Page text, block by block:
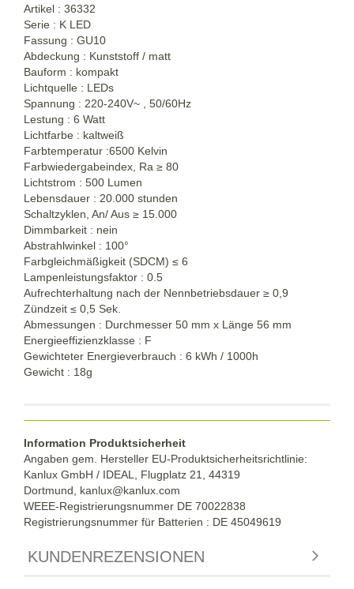
Artikel : 36332
Serie : K LED
Fassung : GU10
Abdeckung : Kunststoff / matt
Bauform : kompakt
Lichtquelle : LEDs
Spannung : 220-240V~ , 50/60Hz
Lestung : 6 Watt
Lichtfarbe : kaltweiß
Farbtemperatur :6500 Kelvin
Farbwiedergabeindex, Ra ≥ 80
Lichtstrom : 500 Lumen
Lebensdauer : 20.000 stunden
Schaltzyklen, An/ Aus ≥ 15.000
Dimmbarkeit : nein
Abstrahlwinkel : 100°
Farbgleichmäßigkeit (SDCM) ≤ 6
Lampenleistungsfaktor : 0.5
Aufrechterhaltung nach der Nennbetriebsdauer ≥ 0,9
Zündzeit ≤ 0,5 Sek.
Abmessungen : Durchmesser 50 mm x Länge 56 mm
Energieeffizienzklasse : F
Gewichteter Energieverbrauch : 6 kWh / 1000h
Gewicht : 18g
Information Produktsicherheit
Angaben gem. Hersteller EU-Produktsicherheitsrichtlinie:
Kanlux GmbH / IDEAL, Flugplatz 21, 44319
Dortmund, kanlux@kanlux.com
WEEE-Registrierungsnummer DE 70022838
Registrierungsnummer für Batterien : DE 45049619
KUNDENREZENSIONEN